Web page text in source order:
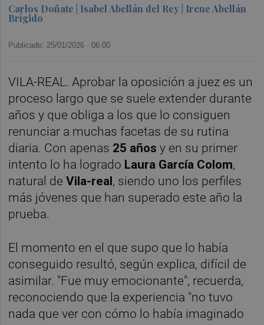
Carlos Doñate | Isabel Abellán del Rey | Irene Abellán
Brígido
Publicado: 25/01/2026 ·06:00
VILA-REAL. Aprobar la oposición a juez es un
proceso largo que se suele extender durante
años y que obliga a los que lo consiguen
renunciar a muchas facetas de su rutina
diaria. Con apenas 25 años y en su primer
intento lo ha logrado Laura García Colom,
natural deVila-real, siendo uno los perfiles
más jóvenes que han superado este año la
prueba.
El momento en el que supo que lo había
conseguido resultó, según explica, difícil de
asimilar. "Fue muy emocionante", recuerda,
reconociendo que la experiencia "no tuvo
nada que ver con cómo lo había imaginado